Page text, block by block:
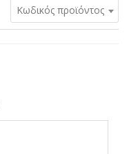
Κωδικός προϊόντος